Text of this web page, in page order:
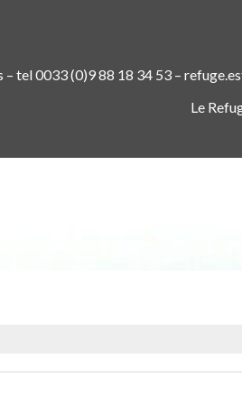
tel 0033 (0)9 88 18 34 53 –
Le